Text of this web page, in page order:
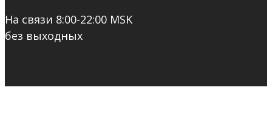
На связи 8:00-22:00 MSK
без выходных